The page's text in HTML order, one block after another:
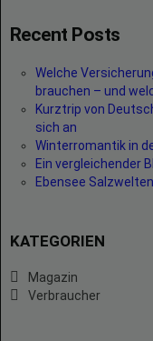
Recent Posts
Welche
brauchen – und
Kurztrip von
sich an
Winterromantik in
Ein vergleichender
Ebensee
KATEGORIEN
Magazin
Verbraucher